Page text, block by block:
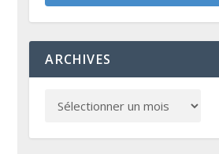
ARCHIVES